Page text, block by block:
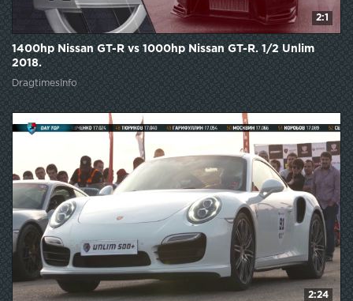
2:1
1400hp Nissan GT-R vs 1000hp Nissan GT-R. 1/2 Unlim
2018.
DragtimesInfo
2:24